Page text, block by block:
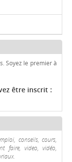
Soyez le premier à
être inscrit :
conseils, cours,
faire, video, vidéo,